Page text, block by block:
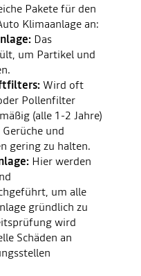
Pakete für den
Klimaanlage an:
Das
um Partikel und
Wird oft
Pollenfilter
(alle 1-2 Jahre)
und
gering zu halten.
Hier werden
um alle
gründlich zu
wird
Schäden an